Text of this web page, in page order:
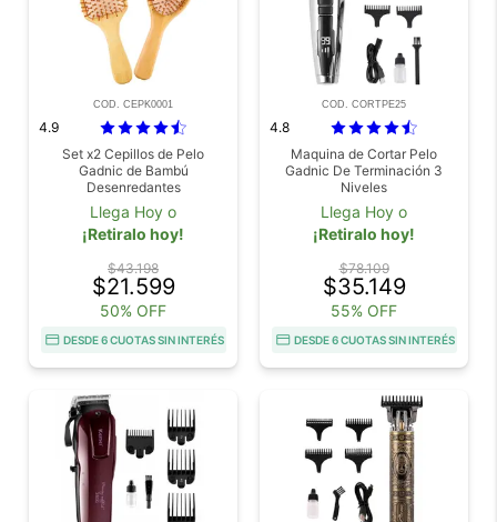
COD. CEPK0001
4.9
Set x2 Cepillos de Pelo
Gadnic de Bambú
Desenredantes
Llega Hoy o
¡Retiralo hoy!
$43.198
$21.599
50% OFF
DESDE 6 CUOTAS SIN INTERÉS
COD. CORTPE25
4.8
Maquina de Cortar Pelo
Gadnic De Terminación 3
Niveles
Llega Hoy o
¡Retiralo hoy!
$78.109
$35.149
55% OFF
DESDE 6 CUOTAS SIN INTERÉS